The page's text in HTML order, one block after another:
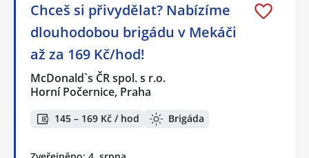
Chceš si přivydělat? Nabízíme
dlouhodobou brigádu v Mekáči
až za 169 Kč/hod!
McDonald`s ČR spol. s r.o.
Horní Počernice, Praha
145 – 169 Kč / hod Brigáda